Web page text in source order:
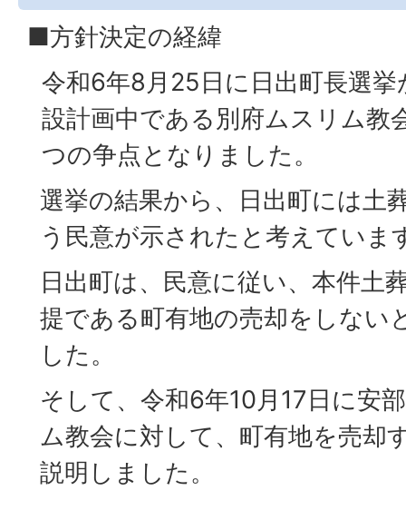
■方針決定の経緯
令和6年8月25日に日出町長選
設計画中である別府ムスリム教
つの争点となりました。
選挙の結果から、日出町には土
う民意が示されたと考えていま
日出町は、民意に従い、本件土
提である町有地の売却をしない
した。
そして、令和6年10月17日に安
ム教会に対して、町有地を売却
説明しました。